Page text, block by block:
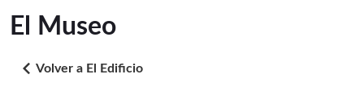
El Museo
arrow_back_ios Volver a El Edificio